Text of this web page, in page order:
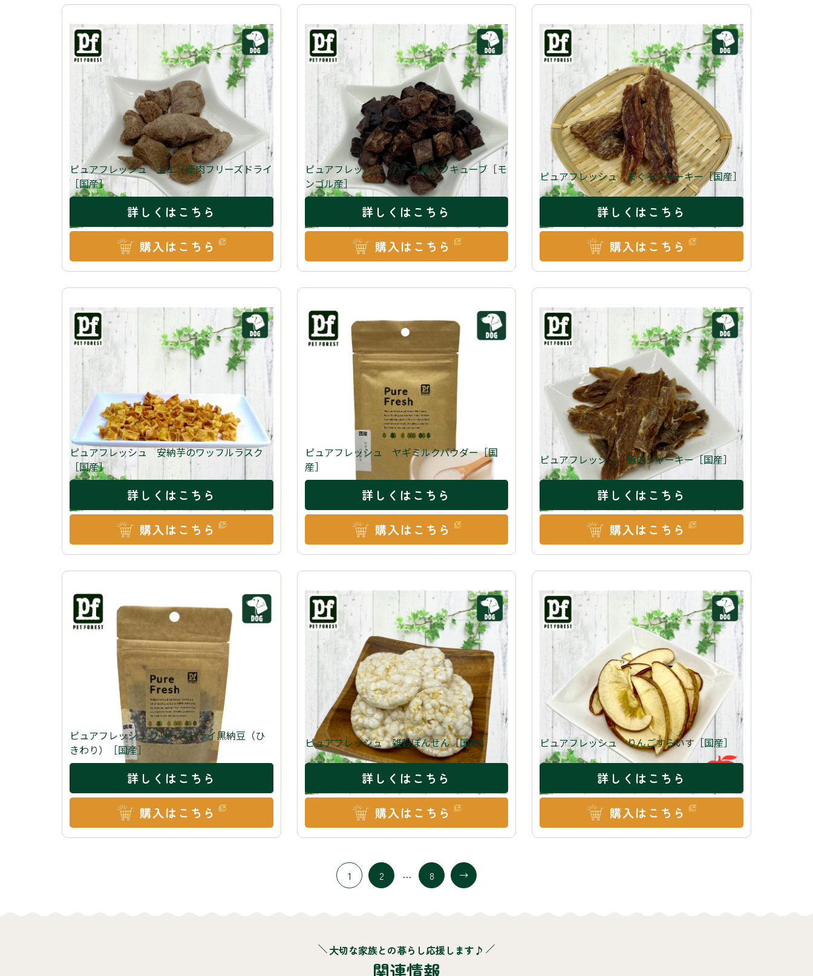
ピュアフレッシュ 上エゾ鹿肉フリーズドライ
［国産］
詳しくはこちら
購入はこちら
ピュアフレッシュ ハーブ馬パフキューブ［モ
ンゴル産］
詳しくはこちら
購入はこちら
ピュアフレッシュ まぐろジャーキー［国産］
詳しくはこちら
購入はこちら
ピュアフレッシュ 安納芋のワッフルラスク
［国産］
詳しくはこちら
購入はこちら
ピュアフレッシュ ヤギミルクパウダー［国
産］
詳しくはこちら
購入はこちら
ピュアフレッシュ 豚肉ジャーキー［国産］
詳しくはこちら
購入はこちら
ピュアフレッシュ フリーズドライ黒納豆（ひ
きわり）［国産］
詳しくはこちら
購入はこちら
ピュアフレッシュ 雑穀ぽんせん［国産］
詳しくはこちら
購入はこちら
ピュアフレッシュ りんごすらいす［国産］
詳しくはこちら
購入はこちら
1 2 … 8
大切な家族との暮らし応援します♪
関連情報